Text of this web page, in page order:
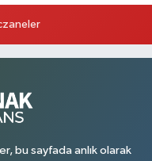
bu sayfada anlık olarak